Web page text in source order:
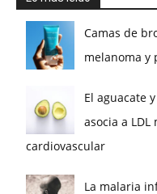
Camas de
melanoma y
El aguacate
asocia a
cardiovascular
La malaria